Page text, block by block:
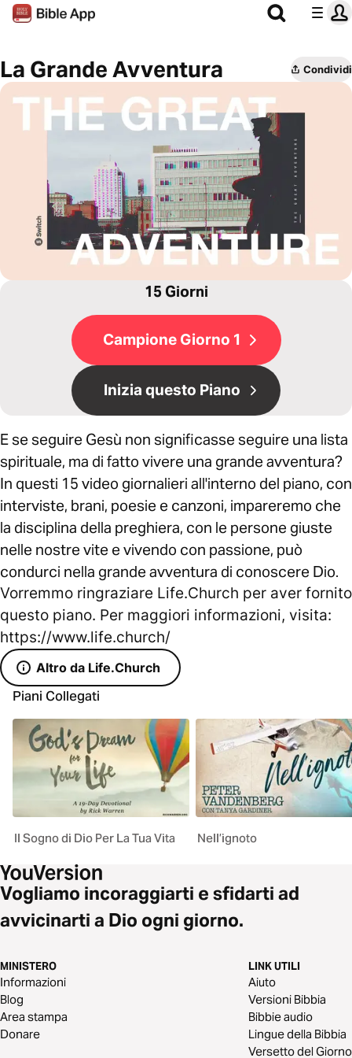
La Grande Avventura Condividi
15 Giorni
Campione Giorno 1
Inizia questo Piano
E se seguire Gesù non significasse seguire una lista
spirituale, ma di fatto vivere una grande avventura?
In questi 15 video giornalieri all'interno del piano, con
interviste, brani, poesie e canzoni, impareremo che
la disciplina della preghiera, con le persone giuste
nelle nostre vite e vivendo con passione, può
condurci nella grande avventura di conoscere Dio.
Vorremmo ringraziare Life.Church per aver fornito
questo piano. Per maggiori informazioni, visita:
https://www.life.church/
Altro da Life.Church
Piani Collegati
Il Sogno di Dio Per La Tua Vita Nell’ignoto
Vogliamo incoraggiarti e sfidarti ad
avvicinarti a Dio ogni giorno.
MINISTERO
Informazioni
Blog
Area stampa
Donare
LINK UTILI
Aiuto
Versioni Bibbia
Bibbie audio
Lingue della Bibbia
Versetto del Giorno